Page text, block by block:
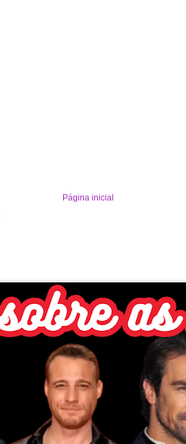
Página inicial